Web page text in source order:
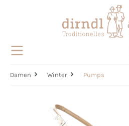
Damen Winter Pumps